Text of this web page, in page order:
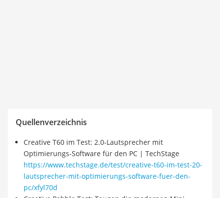
Quellenverzeichnis
Creative T60 im Test: 2.0-Lautsprecher mit
Optimierungs-Software für den PC | TechStage
https://www.techstage.de/test/creative-t60-im-test-20-
lautsprecher-mit-optimierungs-software-fuer-den-
pc/xfyl70d